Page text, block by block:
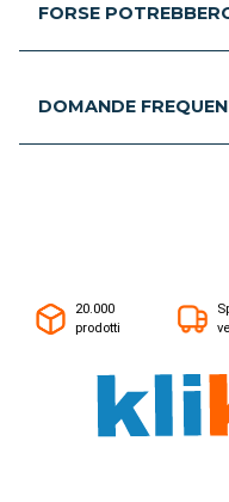
FORSE
DOMANDE
20.000
prodotti